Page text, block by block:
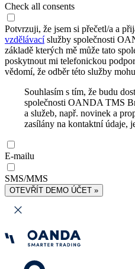
Check all consents
Potvrzuji, že jsem si přečetl/a a
vzdělávacíslužby společnosti
základě kterých mě může tato
poskytnout mi telefonickou
vědomí, že odběr této služby
Souhlasím s tím, že budu
společnosti OANDA TMS
a služeb, např. novinek a
zasílány na kontaktní údaje,
E-mailu
SMS/MMS
OTEVŘÍT DEMO ÚČET »